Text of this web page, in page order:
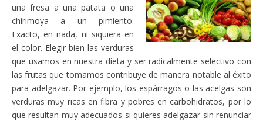
una fresa a una patata o una
chirimoya a un pimiento.
Exacto, en nada, ni siquiera en
el color. Elegir bien las verduras
que usamos en nuestra dieta y ser radicalmente selectivo con
las frutas que tomamos contribuye de manera notable al éxito
para adelgazar. Por ejemplo, los espárragos o las acelgas son
verduras muy ricas en fibra y pobres en carbohidratos, por lo
que resultan muy adecuados si quieres adelgazar sin renunciar